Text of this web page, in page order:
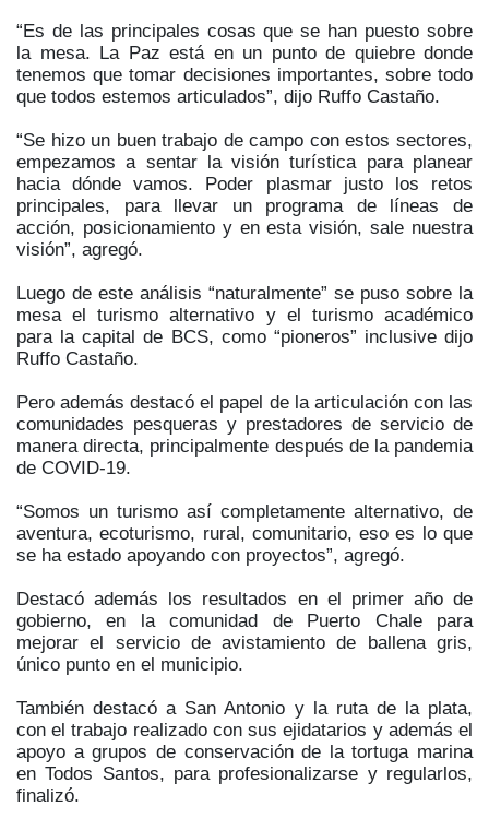
“Es de las principales cosas que se han puesto sobre
la mesa. La Paz está en un punto de quiebre donde
tenemos que tomar decisiones importantes, sobre todo
que todos estemos articulados”, dijo Ruffo Castaño.
“Se hizo un buen trabajo de campo con estos sectores,
empezamos a sentar la visión turística para planear
hacia dónde vamos. Poder plasmar justo los retos
principales, para llevar un programa de líneas de
acción, posicionamiento y en esta visión, sale nuestra
visión”, agregó.
Luego de este análisis “naturalmente” se puso sobre la
mesa el turismo alternativo y el turismo académico
para la capital de BCS, como “pioneros” inclusive dijo
Ruffo Castaño.
Pero además destacó el papel de la articulación con las
comunidades pesqueras y prestadores de servicio de
manera directa, principalmente después de la pandemia
de COVID-19.
“Somos un turismo así completamente alternativo, de
aventura, ecoturismo, rural, comunitario, eso es lo que
se ha estado apoyando con proyectos”, agregó.
Destacó además los resultados en el primer año de
gobierno, en la comunidad de Puerto Chale para
mejorar el servicio de avistamiento de ballena gris,
único punto en el municipio.
También destacó a San Antonio y la ruta de la plata,
con el trabajo realizado con sus ejidatarios y además el
apoyo a grupos de conservación de la tortuga marina
en Todos Santos, para profesionalizarse y regularlos,
finalizó.